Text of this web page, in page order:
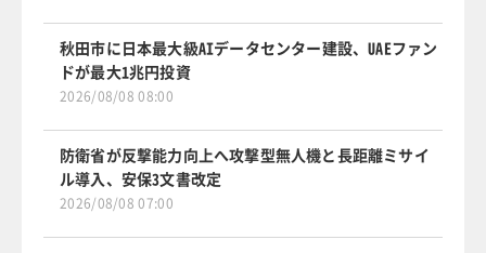
秋田市に日本最大級AIデータセンター建設、UAEファン
ドが最大1兆円投資
2026/08/08 08:00
防衛省が反撃能力向上へ攻撃型無人機と長距離ミサイ
ル導入、安保3文書改定
2026/08/08 07:00